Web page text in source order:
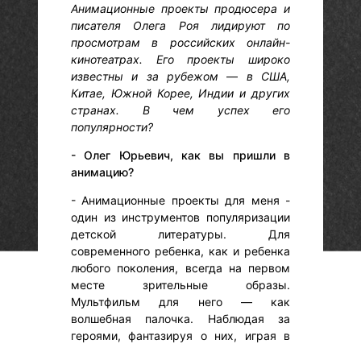
Анимационные проекты продюсера и
писателя Олега Роя лидируют по
просмотрам в российских онлайн-
кинотеатрах. Его проекты широко
известны и за рубежом— в США,
Китае, Южной Корее, Индии и других
странах. В чем успех его
популярности?
- Олег Юрьевич, как вы пришли в
анимацию?
- Анимационные проекты для меня -
один из инструментов популяризации
детской литературы. Для
современного ребенка, как и ребенка
любого поколения, всегда на первом
месте зрительные образы.
Мультфильм для него — как
волшебная палочка. Наблюдая за
героями, фантазируя о них, играя в